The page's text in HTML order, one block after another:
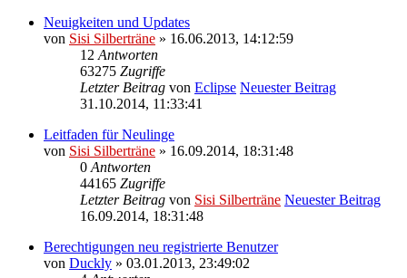
Neuigkeiten und Updates
von Sisi Silberträne » 16.06.2013, 14:12:59
12 Antworten
63275 Zugriffe
Letzter Beitrag von Eclipse Neuester Beitrag
31.10.2014, 11:33:41
Leitfaden für Neulinge
von Sisi Silberträne » 16.09.2014, 18:31:48
0 Antworten
44165 Zugriffe
Letzter Beitrag von Sisi Silberträne Neuester Beitrag
16.09.2014, 18:31:48
Berechtigungen neu registrierte Benutzer
von Duckly » 03.01.2013, 23:49:02